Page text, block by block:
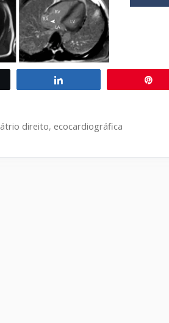
átrio direito, ecocardiográfica